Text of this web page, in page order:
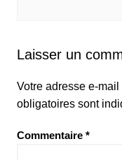
Laisser un
Votre adresse e-
obligatoires sont
Commentaire *